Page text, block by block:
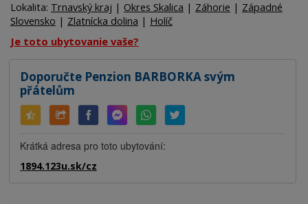
Lokalita: Trnavský kraj | Okres Skalica | Záhorie | Západné
Slovensko | Zlatnícka dolina | Holíč
Je toto ubytovanie vaše?
Doporučte Penzion BARBORKA svým
přátelům
Krátká adresa pro toto ubytování:
1894.123u.sk/cz